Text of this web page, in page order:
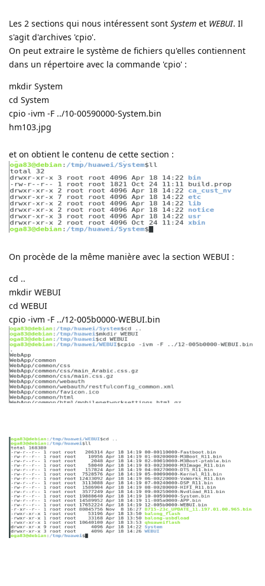
Les 2 sections qui nous intéressent sont System et WEBUI. Il
s'agit d'archives 'cpio'.
On peut extraire le système de fichiers qu'elles contiennent
dans un répertoire avec la commande 'cpio' :
mkdir System
cd System
cpio -ivm -F ../10-00590000-System.bin
hm103.jpg
et on obtient le contenu de cette section :
On procède de la même manière avec la section WEBUI :
cd ..
mkdir WEBUI
cd WEBUI
cpio -ivm -F ../12-005b0000-WEBUI.bin